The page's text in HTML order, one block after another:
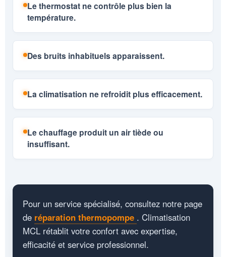
Le thermostat ne contrôle plus bien la
température.
Des bruits inhabituels apparaissent.
La climatisation ne refroidit plus efficacement.
Le chauffage produit un air tiède ou
insuffisant.
Pour un service spécialisé, consultez notre page
de réparation thermopompe . Climatisation
MCL rétablit votre confort avec expertise,
efficacité et service professionnel.